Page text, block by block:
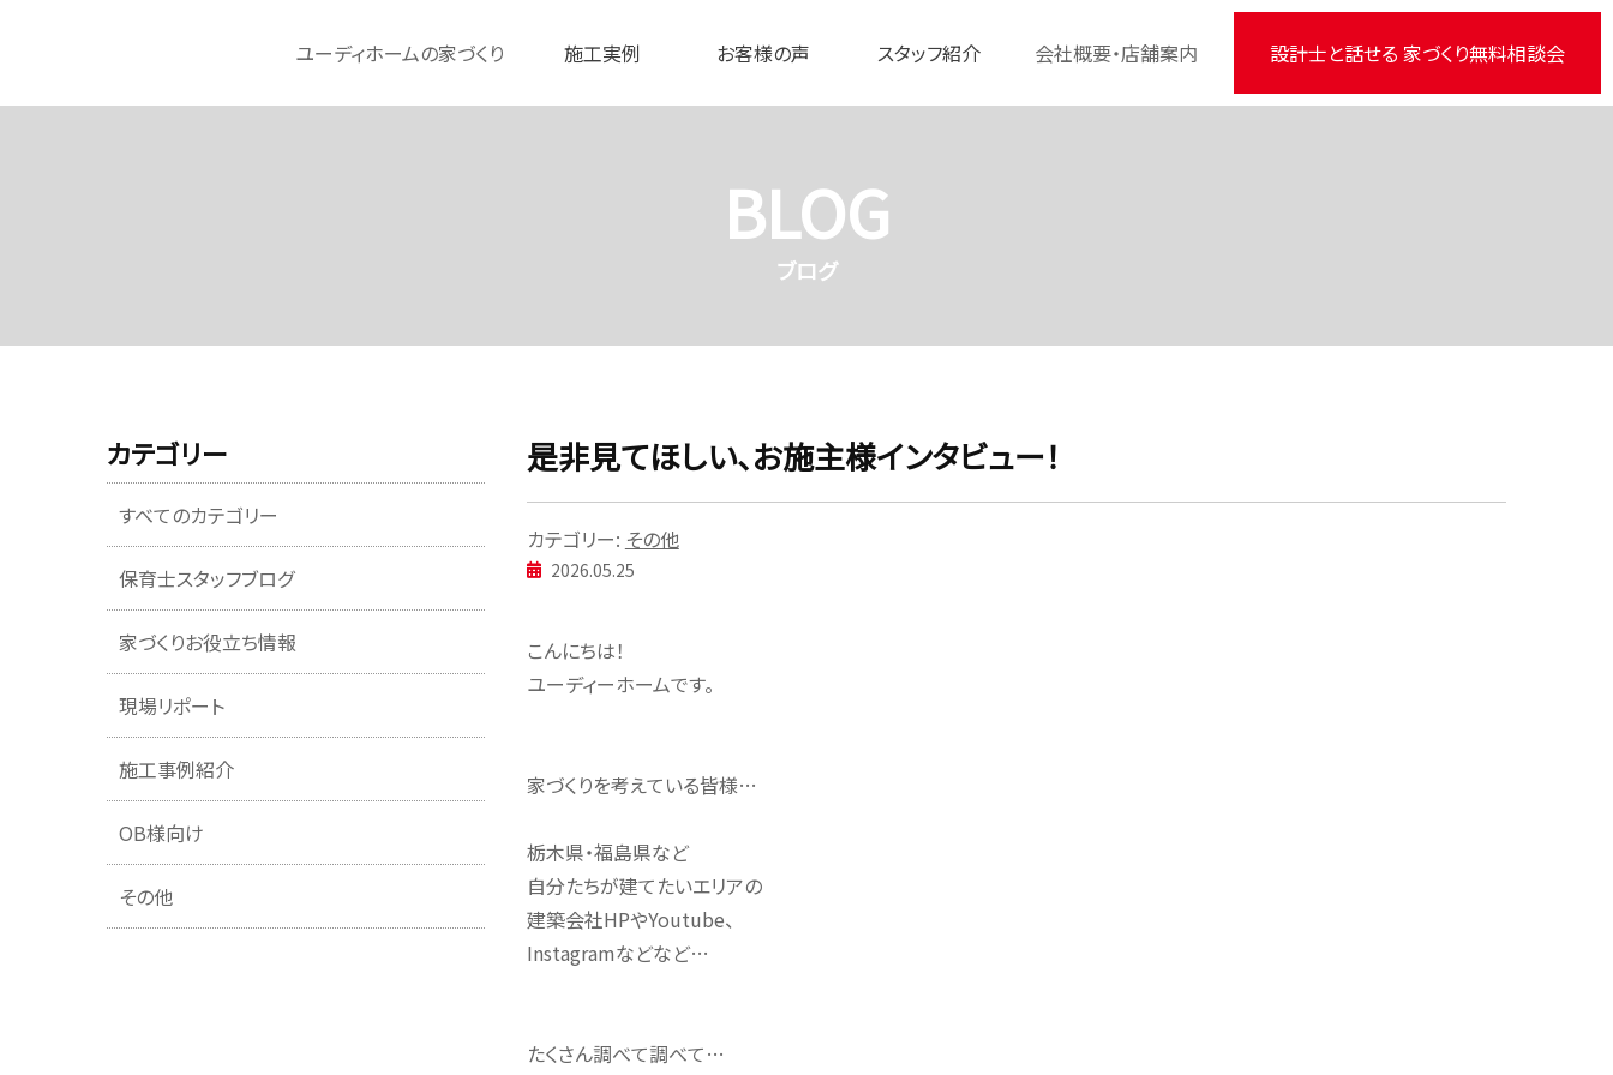
ユーディホームの家づくり 施工実例 お客様の声 スタッフ紹介 会社概要・店舗案内 設計士と話せる 家づくり無料相談会
BLOG
ブログ
是非見てほしい、お施主様インタビュー！
カテゴリー: その他
2026.05.25
こんにちは！
ユーディーホームです。
家づくりを考えている皆様…
栃木県・福島県など
自分たちが建てたいエリアの
建築会社HPやYoutube、
Instagramなどなど…
たくさん調べて調べて…
カテゴリー
すべてのカテゴリー
保育士スタッフブログ
家づくりお役立ち情報
現場リポート
施工事例紹介
OB様向け
その他